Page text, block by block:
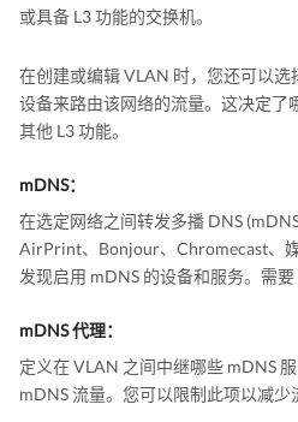
或具备 L3 功能的交换机。
在创建或编辑 VLAN 时，您还可以
设备来路由该网络的流量。这决定了
其他 L3 功能。
mDNS：
在选定网络之间转发多播 DNS
AirPrint、Bonjour、Chromecast、
发现启用 mDNS 的设备和服务。需要
mDNS 代理：
定义在 VLAN 之间中继哪些 mDNS
mDNS 流量。您可以限制此项以减少